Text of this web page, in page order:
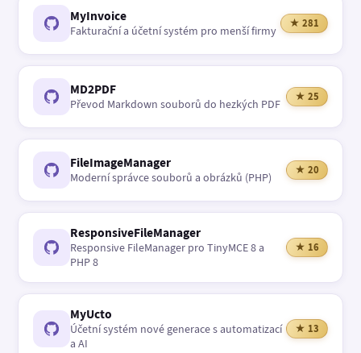
MyInvoice
Fakturační a účetní systém pro menší firmy
★ 281
MD2PDF
Převod Markdown souborů do hezkých PDF
★ 25
FileImageManager
Moderní správce souborů a obrázků (PHP)
★ 20
ResponsiveFileManager
Responsive FileManager pro TinyMCE 8 a
PHP 8
★ 16
MyUcto
Účetní systém nové generace s automatizací
a AI
★ 13